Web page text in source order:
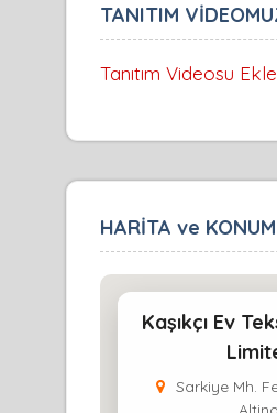
TANITIM
Tanıtım Videosu
HARİTA ve
Kaşıkçı Ev
Sarkiye Mh.